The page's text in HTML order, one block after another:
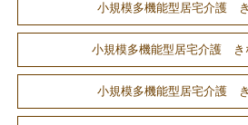
小規模多機能型居宅介護
小規模多機能型居宅介護 き
小規模多機能型居宅介護